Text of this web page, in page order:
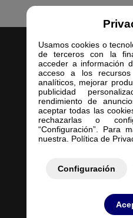
Usamos cookies o
de terceros con la
acceder a información
acceso a los
analíticos, mejorar
publicidad
rendimiento de
aceptar todas las
rechazarlas o
“Configuración”. Para
nuestra. Política de
Configuración
Mis